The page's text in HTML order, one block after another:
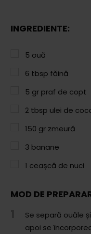
Garnituri
Paste & Risotto
Patiserie
Aluaturi Dulci
Aluaturi Sărate
Pizza
Rețete cu Carne
Sandwichuri și Wraps
INGREDIENTE:
5 ouă
6 tbsp făină
5 gr praf de copt
2 tbsp ulei de
150 gr zmeură
3 banane
1 ceașcă de nuci
MOD DE
Se separă ouăle
apoi se